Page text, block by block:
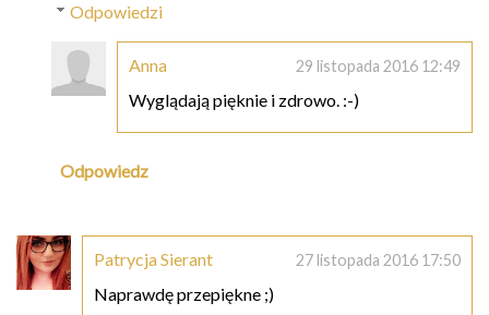
Odpowiedzi
Anna 29 listopada 2016 12:49
Wyglądają pięknie i zdrowo. :-)
Odpowiedz
Patrycja Sierant 27 listopada 2016 17:50
Naprawdę przepiękne ;)